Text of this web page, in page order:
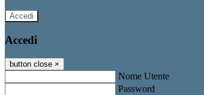
Accedi
Accedi
button close ×
Nome Utente
Password